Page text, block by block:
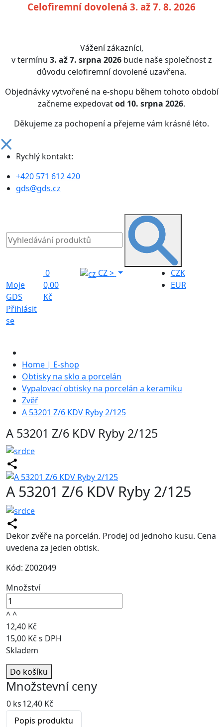
Celofiremní dovolená 3. až 7. 8. 2026
Vážení zákazníci,
v termínu 3. až 7. srpna 2026bude naše společnost z
důvodu celofiremní dovolené uzavřena.
Objednávky vytvořené na e-shopu během tohoto období
začneme expedovatod 10. srpna 2026.
Děkujeme za pochopení a přejeme vám krásné léto.
Rychlý kontakt:
+420 571 612 420
gds@gds.cz
Moje
GDS
Přihlásit
se
0
0,00
Kč
CZ>
CZK
EUR
Home | E-shop
Obtisky na sklo a porcelán
Vypalovací obtisky na porcelán a keramiku
Zvěř
A 53201 Z/6 KDV Ryby 2/125
A 53201 Z/6 KDV Ryby 2/125
A 53201 Z/6 KDV Ryby 2/125
Dekor zvěře na porcelán. Prodej od jednoho kusu. Cena
uvedena za jeden obtisk.
Kód: Z002049
Množství
^^
12,40 Kč
15,00 Kč s DPH
Skladem
Do košíku
Množstevní ceny
0 ks12,40 Kč
Popis produktu